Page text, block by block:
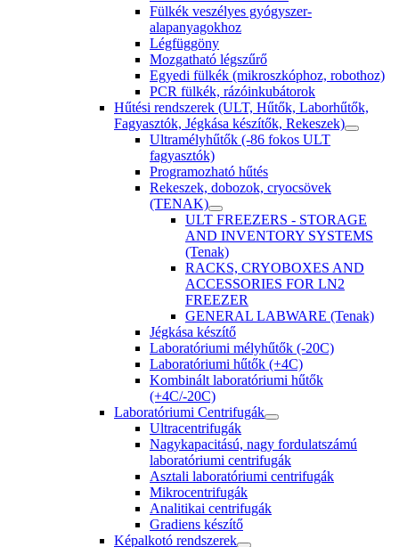
Fülkék veszélyes gyógyszer-
alapanyagokhoz
Légfüggöny
Mozgatható légszűrő
Egyedi fülkék (mikroszkóphoz, robothoz)
PCR fülkék, rázóinkubátorok
Hűtési rendszerek (ULT, Hűtők, Laborhűtők,
Fagyasztók, Jégkása készítők, Rekeszek)
Ultramélyhűtők (-86 fokos ULT
fagyasztók)
Programozható hűtés
Rekeszek, dobozok, cryocsövek
(TENAK)
ULT FREEZERS - STORAGE
AND INVENTORY SYSTEMS
(Tenak)
RACKS, CRYOBOXES AND
ACCESSORIES FOR LN2
FREEZER
GENERAL LABWARE (Tenak)
Jégkása készítő
Laboratóriumi mélyhűtők (-20C)
Laboratóriumi hűtők (+4C)
Kombinált laboratóriumi hűtők
(+4C/-20C)
Laboratóriumi Centrifugák
Ultracentrifugák
Nagykapacitású, nagy fordulatszámú
laboratóriumi centrifugák
Asztali laboratóriumi centrifugák
Mikrocentrifugák
Analitikai centrifugák
Gradiens készítő
Képalkotó rendszerek